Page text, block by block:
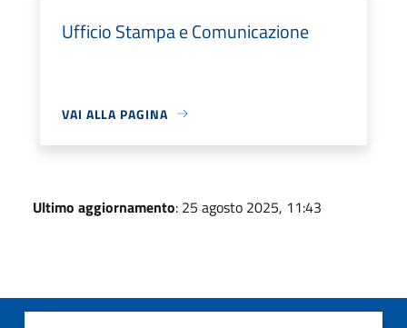
Ufficio Stampa e Comunicazione
VAI ALLA PAGINA
Ultimo aggiornamento: 25 agosto 2025, 11:43